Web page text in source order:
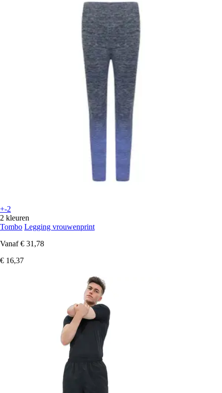
+-2
2 kleuren
Tombo Legging vrouwenprint
Vanaf € 31,78
€ 16,37